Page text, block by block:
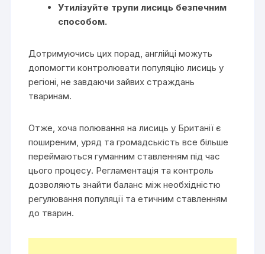
Утилізуйте трупи лисиць безпечним
способом.
Дотримуючись цих порад, англійці можуть
допомогти контролювати популяцію лисиць у
регіоні, не завдаючи зайвих страждань
тваринам.
Отже, хоча полювання на лисиць у Британії є
поширеним, уряд та громадськість все більше
переймаються гуманним ставленням під час
цього процесу. Регламентація та контроль
дозволяють знайти баланс між необхідністю
регулювання популяції та етичним ставленням
до тварин.